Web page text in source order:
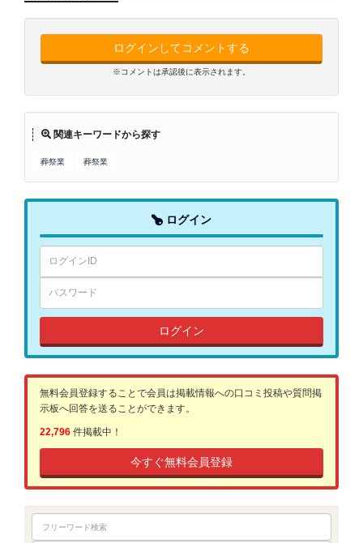
ログインしてコメントする
※コメントは承認後に表示されます。
関連キーワードから探す
葬祭業 葬祭業
ログイン
ログイン
無料会員登録することで会員は掲載情報への口コミ投稿や質問掲
示板へ回答を送ることができます。
22,796 件掲載中！
今すぐ無料会員登録